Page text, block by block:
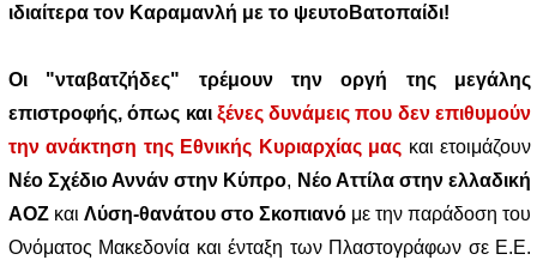
ιδιαίτερα τον Καραμανλή με το ψευτοΒατοπαίδι!
Οι "νταβατζήδες" τρέμουν την οργή της μεγάλης
επιστροφής, όπως και ξένες δυνάμεις που δεν επιθυμούν
την ανάκτηση της Εθνικής Κυριαρχίας μας και ετοιμάζουν
Νέο Σχέδιο Αννάν στην Κύπρο, Νέο Αττίλα στην ελλαδική
ΑΟΖ και Λύση-θανάτου στο Σκοπιανό με την παράδοση του
Ονόματος Μακεδονία και ένταξη των Πλαστογράφων σε Ε.Ε.